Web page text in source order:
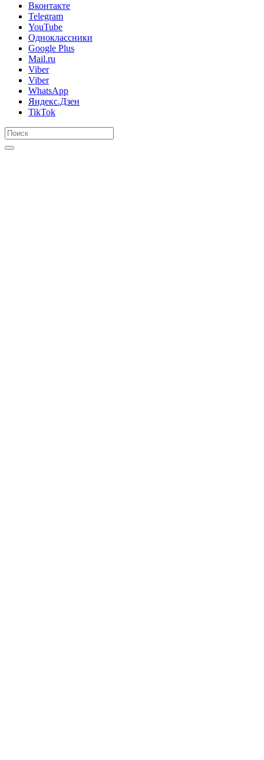
Вконтакте
Telegram
YouTube
Одноклассники
Google Plus
Mail.ru
Viber
Viber
WhatsApp
Яндекс.Дзен
TikTok